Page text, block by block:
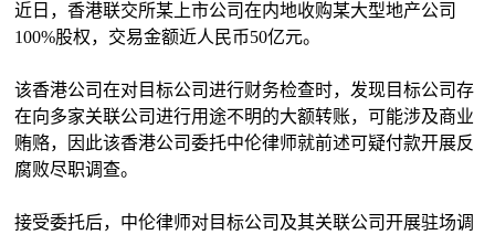
近日，香港联交所某上市公司在内地收购某大型地产公司
100%股权，交易金额近人民币50亿元。
该香港公司在对目标公司进行财务检查时，发现目标公司存
在向多家关联公司进行用途不明的大额转账，可能涉及商业
贿赂，因此该香港公司委托中伦律师就前述可疑付款开展反
腐败尽职调查。
接受委托后，中伦律师对目标公司及其关联公司开展驻场调